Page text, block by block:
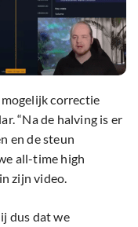
correctie
“Na de halving is er
en de steun
all-time high
zijn video.
dus dat we